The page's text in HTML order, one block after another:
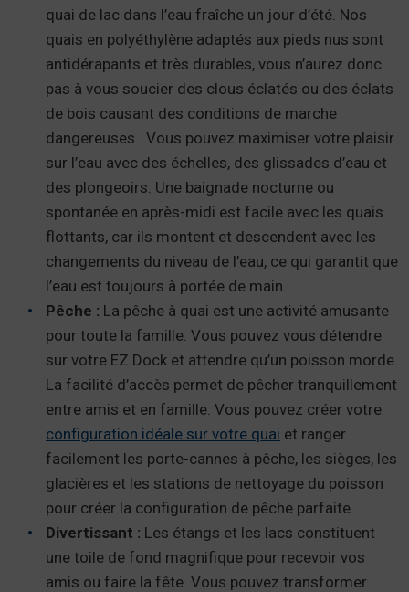
quai de lac dans l’eau fraîche un jour d’été. Nos
quais en polyéthylène adaptés aux pieds nus sont
antidérapants et très durables, vous n’aurez donc
pas à vous soucier des clous éclatés ou des éclats
de bois causant des conditions de marche
dangereuses. Vous pouvez maximiser votre plaisir
sur l’eau avec des échelles, des glissades d’eau et
des plongeoirs. Une baignade nocturne ou
spontanée en après-midi est facile avec les quais
flottants, car ils montent et descendent avec les
changements du niveau de l’eau, ce qui garantit que
l’eau est toujours à portée de main.
Pêche : La pêche à quai est une activité amusante
pour toute la famille. Vous pouvez vous détendre
sur votre EZ Dock et attendre qu’un poisson morde.
La facilité d’accès permet de pêcher tranquillement
entre amis et en famille. Vous pouvez créer votre
configuration idéale sur votre quai et ranger
facilement les porte-cannes à pêche, les sièges, les
glacières et les stations de nettoyage du poisson
pour créer la configuration de pêche parfaite.
Divertissant : Les étangs et les lacs constituent
une toile de fond magnifique pour recevoir vos
amis ou faire la fête. Vous pouvez transformer